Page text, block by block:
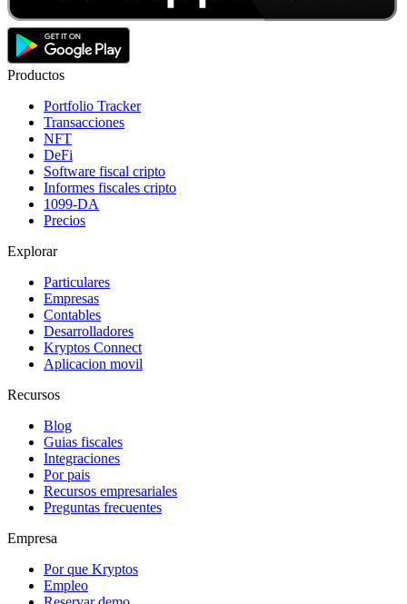
Productos
Portfolio Tracker
Transacciones
NFT
DeFi
Software fiscal cripto
Informes fiscales cripto
1099-DA
Precios
Explorar
Particulares
Empresas
Contables
Desarrolladores
Kryptos Connect
Aplicacion movil
Recursos
Blog
Guias fiscales
Integraciones
Por pais
Recursos empresariales
Preguntas frecuentes
Empresa
Por que Kryptos
Empleo